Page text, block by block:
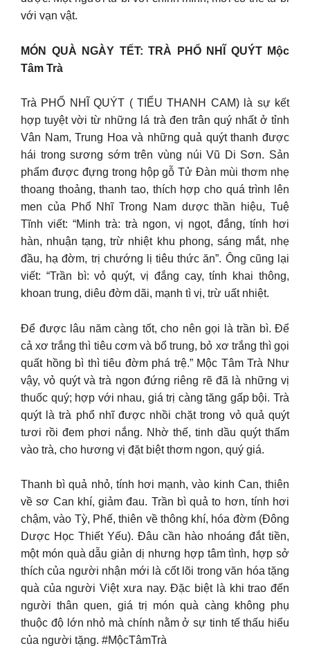
với vạn vật.
MÓN QUÀ NGÀY TẾT: TRÀ PHỔ NHĨ QUÝT Mộc
Tâm Trà
Trà PHỔ NHĨ QUÝT ( TIỂU THANH CAM) là sự kết
hợp tuyệt vời từ những lá trà đen trân quý nhất ở tỉnh
Vân Nam, Trung Hoa và những quả quýt thanh được
hái trong sương sớm trên vùng núi Vũ Di Sơn. Sản
phẩm được đựng trong hộp gỗ Tử Đàn mùi thơm nhẹ
thoang thoảng, thanh tao, thích hợp cho quá trình lên
men của Phổ Nhĩ Trong Nam dược thần hiệu, Tuệ
Tĩnh viết: “Minh trà: trà ngon, vị ngọt, đắng, tính hơi
hàn, nhuận tạng, trừ nhiệt khu phong, sáng mắt, nhẹ
đầu, hạ đờm, trị chướng lị tiêu thức ăn”. Ông cũng lại
viết: “Trần bì: vỏ quýt, vị đắng cay, tính khai thông,
khoan trung, diêu đờm dãi, mạnh tì vị, trừ uất nhiệt.
Để được lâu năm càng tốt, cho nên gọi là trần bì. Để
cả xơ trắng thì tiêu cơm và bổ trung, bỏ xơ trắng thì gọi
quất hồng bì thì tiêu đờm phá trệ.” Mộc Tâm Trà Như
vậy, vỏ quýt và trà ngon đứng riêng rẽ đã là những vị
thuốc quý; hợp với nhau, giá trị càng tăng gấp bội. Trà
quýt là trà phổ nhĩ được nhồi chặt trong vỏ quả quýt
tươi rồi đem phơi nắng. Nhờ thế, tinh dầu quýt thấm
vào trà, cho hương vị đặt biệt thơm ngon, quý giá.
Thanh bì quả nhỏ, tính hơi mạnh, vào kinh Can, thiên
về sơ Can khí, giảm đau. Trần bì quả to hơn, tính hơi
chậm, vào Tỳ, Phế, thiên về thông khí, hóa đờm (Đông
Dược Học Thiết Yếu). Đâu cần hào nhoáng đắt tiền,
một món quà dẫu giản dị nhưng hợp tâm tình, hợp sở
thích của người nhận mới là cốt lõi trong văn hóa tặng
quà của người Việt xưa nay. Đặc biệt là khi trao đến
người thân quen, giá trị món quà càng không phụ
thuộc độ lớn nhỏ mà chính nằm ở sự tinh tế thấu hiểu
của người tặng. #MộcTâmTrà